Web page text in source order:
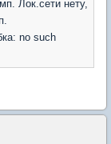
Лок.сети нету,
no such